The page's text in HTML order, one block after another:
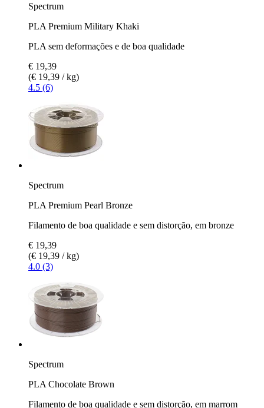
Spectrum
PLA Premium Military Khaki
PLA sem deformações e de boa qualidade
€ 19,39
(€ 19,39 / kg)
4.5 (6)
Spectrum
PLA Premium Pearl Bronze
Filamento de boa qualidade e sem distorção, em bronze
€ 19,39
(€ 19,39 / kg)
4.0 (3)
Spectrum
PLA Chocolate Brown
Filamento de boa qualidade e sem distorção, em marrom